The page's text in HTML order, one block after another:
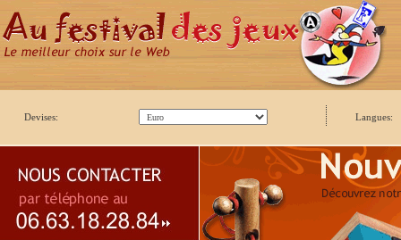
Devises: Langues: